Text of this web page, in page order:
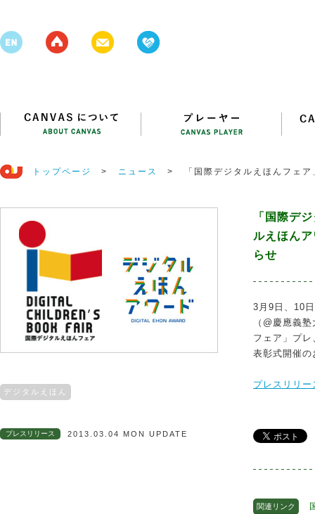
トップページ > ニュース >
「国際デジタルえほんフェ
デジタルえほん
プレスリリース 2013.03.04 MON UPDATE
「国際デ
ルえほん
らせ
3月9日、10
（@慶應義
フェア」プ
表彰式開催
プレスリリ
関連リンク